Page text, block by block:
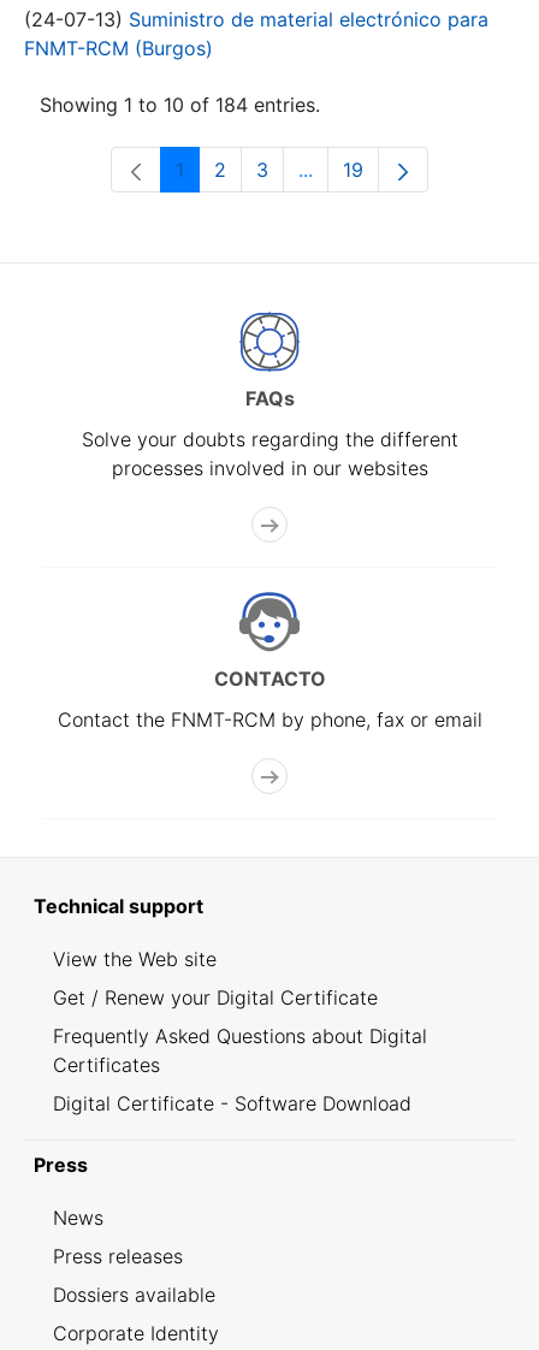
(24-07-13) Suministro de material electrónico para
FNMT-RCM (Burgos)
Showing 1 to 10 of 184 entries.
Page
1 Page
2 Page
3 ...Intermediate Pages Use
Page
19
FAQs
Solve your doubts regarding the different
processes involved in our websites
CONTACTO
Contact the FNMT-RCM by phone, fax or email
Technical support
View the Web site
Get / Renew your Digital Certificate
Frequently Asked Questions about Digital
Certificates
Digital Certificate - Software Download
Press
News
Press releases
Dossiers available
Corporate Identity